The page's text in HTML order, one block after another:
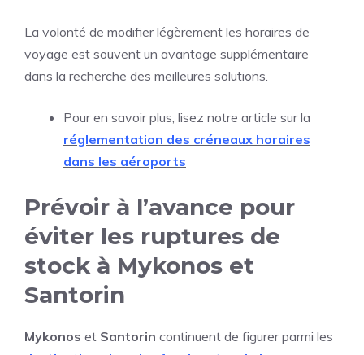
La volonté de modifier légèrement les horaires de
voyage est souvent un avantage supplémentaire
dans la recherche des meilleures solutions.
Pour en savoir plus, lisez notre article sur la
réglementation des créneaux horaires
dans les aéroports
Prévoir à l’avance pour
éviter les ruptures de
stock à Mykonos et
Santorin
Mykonos et Santorin continuent de figurer parmi les